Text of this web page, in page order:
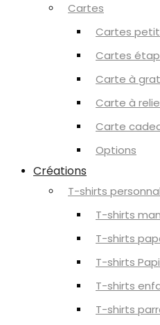
Cartes
Cartes
Cartes
Carte à
Carte à
Carte
Options
Créations
T-shirts
T-shirts
T-shirts
T-shirts
T-shirts
T-shirts